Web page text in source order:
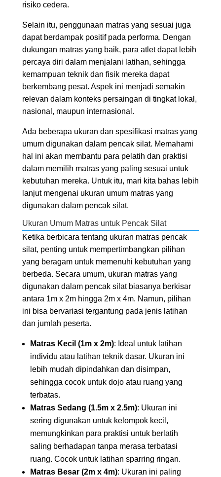
risiko cedera.
Selain itu, penggunaan matras yang sesuai juga
dapat berdampak positif pada performa. Dengan
dukungan matras yang baik, para atlet dapat lebih
percaya diri dalam menjalani latihan, sehingga
kemampuan teknik dan fisik mereka dapat
berkembang pesat. Aspek ini menjadi semakin
relevan dalam konteks persaingan di tingkat lokal,
nasional, maupun internasional.
Ada beberapa ukuran dan spesifikasi matras yang
umum digunakan dalam pencak silat. Memahami
hal ini akan membantu para pelatih dan praktisi
dalam memilih matras yang paling sesuai untuk
kebutuhan mereka. Untuk itu, mari kita bahas lebih
lanjut mengenai ukuran umum matras yang
digunakan dalam pencak silat.
Ukuran Umum Matras untuk Pencak Silat
Ketika berbicara tentang ukuran matras pencak
silat, penting untuk mempertimbangkan pilihan
yang beragam untuk memenuhi kebutuhan yang
berbeda. Secara umum, ukuran matras yang
digunakan dalam pencak silat biasanya berkisar
antara 1m x 2m hingga 2m x 4m. Namun, pilihan
ini bisa bervariasi tergantung pada jenis latihan
dan jumlah peserta.
Matras Kecil (1m x 2m): Ideal untuk latihan
individu atau latihan teknik dasar. Ukuran ini
lebih mudah dipindahkan dan disimpan,
sehingga cocok untuk dojo atau ruang yang
terbatas.
Matras Sedang (1.5m x 2.5m): Ukuran ini
sering digunakan untuk kelompok kecil,
memungkinkan para praktisi untuk berlatih
saling berhadapan tanpa merasa terbatasi
ruang. Cocok untuk latihan sparring ringan.
Matras Besar (2m x 4m): Ukuran ini paling